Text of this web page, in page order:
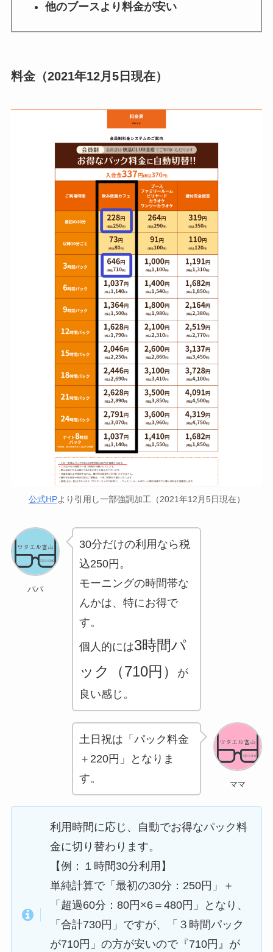
他のブースより料金が安い
料金（2021年12月5日現在）
公式HPより引用し一部強調加工（2021年12月5日現在）
パパ
30分だけの利用なら税
込250円 。
モーニングの時間帯な
んかは、特にお得で
す。
個人的には3時間パ
ック（710円）
が
良い感じ。
ママ
土日祝は「パック料金
＋220円」
となりま
す。
利用時間に応じ、
自動でお得なパック料
金に切り替わります。
【例：１時間30分利用】
単純計算で「最初の30分：250円」＋
「超過60分：80円×6＝480円」となり、
「合計730円」ですが、
「３時間パック
が710円」の方が安いので『710円』 が